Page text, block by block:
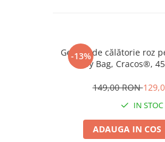
-13%
Geanta de călătorie roz
Baby Bag, Cracos®,
spațioasă și
149,00 RON
IN STOC
ADAUGA IN COS